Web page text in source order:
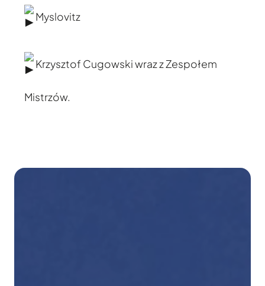
Myslovitz
Krzysztof Cugowski wraz z Zespołem
Mistrzów.